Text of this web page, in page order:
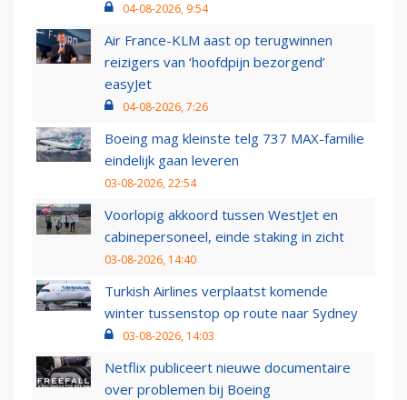
04-08-2026, 9:54
Air France-KLM aast op terugwinnen
reizigers van ‘hoofdpijn bezorgend’
easyJet
04-08-2026, 7:26
Boeing mag kleinste telg 737 MAX-familie
eindelijk gaan leveren
03-08-2026, 22:54
Voorlopig akkoord tussen WestJet en
cabinepersoneel, einde staking in zicht
03-08-2026, 14:40
Turkish Airlines verplaatst komende
winter tussenstop op route naar Sydney
03-08-2026, 14:03
Netflix publiceert nieuwe documentaire
over problemen bij Boeing